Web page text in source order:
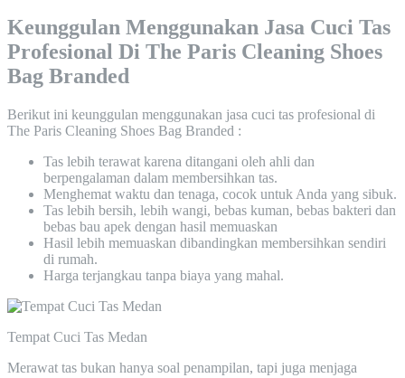
Keunggulan Menggunakan Jasa Cuci Tas
Profesional Di The Paris Cleaning Shoes
Bag Branded
Berikut ini keunggulan menggunakan jasa cuci tas profesional di
The Paris Cleaning Shoes Bag Branded :
Tas lebih terawat karena ditangani oleh ahli dan
berpengalaman dalam membersihkan tas.
Menghemat waktu dan tenaga, cocok untuk Anda yang sibuk.
Tas lebih bersih, lebih wangi, bebas kuman, bebas bakteri dan
bebas bau apek dengan hasil memuaskan
Hasil lebih memuaskan dibandingkan membersihkan sendiri
di rumah.
Harga terjangkau tanpa biaya yang mahal.
Tempat Cuci Tas Medan
Merawat tas bukan hanya soal penampilan, tapi juga menjaga